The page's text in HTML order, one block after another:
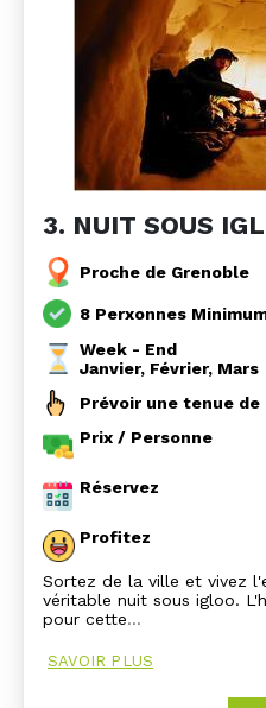
3. NUIT SOUS
Proche de Grenoble
8 Perxonnes
Week - End
Janvier, Février, Mars
Prévoir une tenue de
Prix / Personne
Réservez
Profitez
Sortez de la ville et vivez
véritable nuit sous igloo.
pour cette…
SAVOIR PLUS